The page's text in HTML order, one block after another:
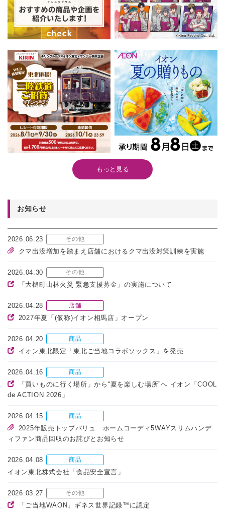
もっと見る
お知らせ
2026.06.23 その他
クマ出没増加を踏まえ店舗におけるクマ出没対策訓練を実施
2026.04.30 その他
「大槌町山林火災 緊急支援募金」の実施について
2026.04.28 店舗
2027年夏「(仮称)イオン相馬店」オープン
2026.04.20 商品
イオン東北限定「東北ご当地コラボソックス」を発売
2026.04.16 商品
「買いものに行く場所」から“夏を楽しむ場所”へ イオン「COOL
de ACTION 2026」
2026.04.15 商品
2025年販売トップバリュ ホームコーディ5WAYスリムハンデ
ィファン商品回収のお詫びとお知らせ
2026.04.08 商品
イオン東北株式会社「食品安全宣言」
2026.03.27 その他
「ご当地WAON」ギネス世界記録™に認定